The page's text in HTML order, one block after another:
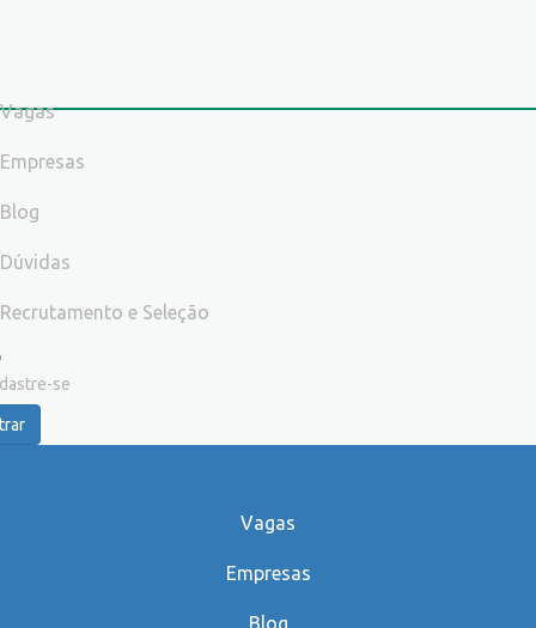
Vagas
Empresas
Blog
Dúvidas
Recrutamento e Seleção
se
Vagas
Empresas
Blog